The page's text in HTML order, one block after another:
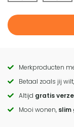
Call
to
actions
Merkproducten
Betaal zoals jij
Altijd gratis
Mooi wonen, slim